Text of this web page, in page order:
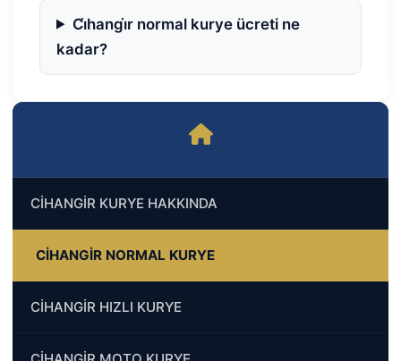
CİHANGİR KURYE HAKKINDA
CİHANGİR NORMAL KURYE
CİHANGİR HIZLI KURYE
Ci̇hangi̇r normal kurye ücreti ne
kadar?